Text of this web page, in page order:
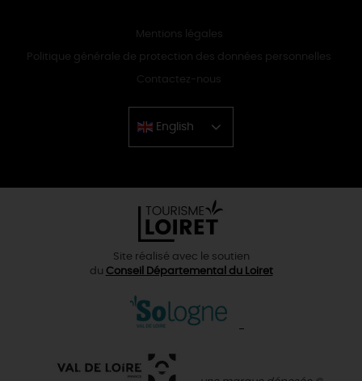
Mentions légales
Politique générale de protection des données personnelles
Contactez-nous
English
Chinese
Site réalisé avec le soutien
du Conseil Départemental du Loiret